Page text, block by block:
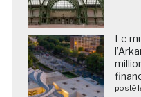
Le
posté